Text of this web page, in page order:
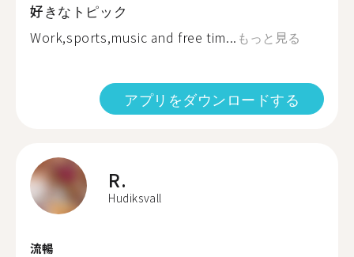
好きなトピック
Work,sports,music and free tim... もっと見る
アプリをダウンロードする
R.
Hudiksvall
流暢